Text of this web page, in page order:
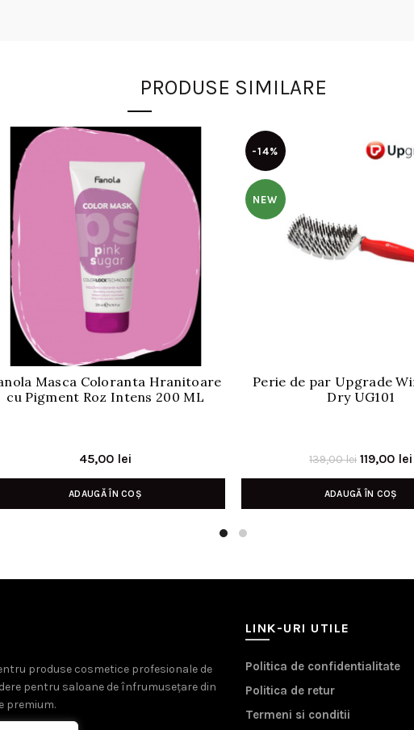
PRODUSE SIMILARE
Masca Coloranta Hranitoare
cu Pigment Roz Intens 200 ML
45,00 lei
ADAUGĂ ÎN COȘ
-14%
NEW
Perie de par Upgrade
Dry UG101
139,00lei Prețul
inițial
a
119,00 lei
ADAUGĂ ÎN COȘ
produse cosmetice profesionale de
pentru saloane de înfrumusețare din
premium.
LINK-URI UTILE
Politica de confidentialitate
Politica de retur
Termeni si conditii